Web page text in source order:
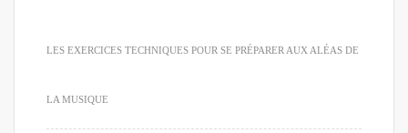
LES EXERCICES TECHNIQUES POUR SE PRÉPARER AUX ALÉAS DE
LA MUSIQUE